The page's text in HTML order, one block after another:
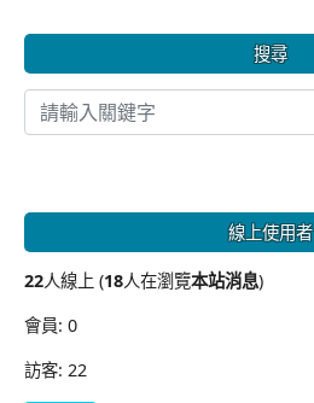
搜尋
線上使用者
22人線上 (18人在瀏覽本站消息)
會員: 0
訪客: 22